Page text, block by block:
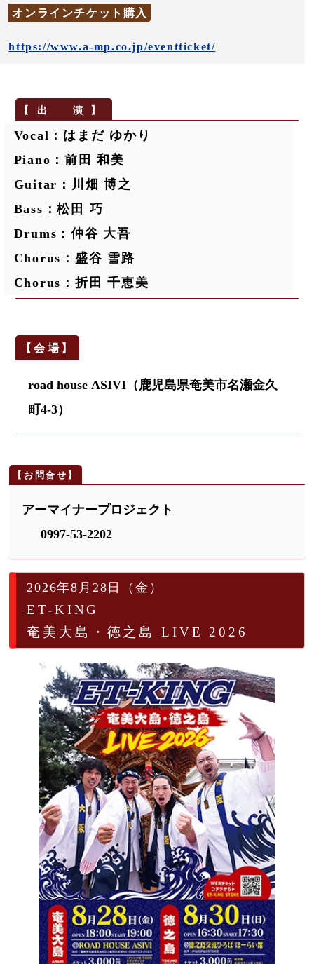
オンラインチケット購入
https://www.a-mp.co.jp/eventticket/
Vocal：はまだ ゆかり
Piano：前田 和美
Guitar：川畑 博之
Bass：松田 巧
Drums：仲谷 大吾
Chorus：盛谷 雪路
Chorus：折田 千恵美
road house ASIVI（鹿児島県奄美市名瀬金久
町4-3）
アーマイナープロジェクト
0997-53-2202
2026年8月28日（金）
ET-KING
奄美大島・徳之島 LIVE 2026